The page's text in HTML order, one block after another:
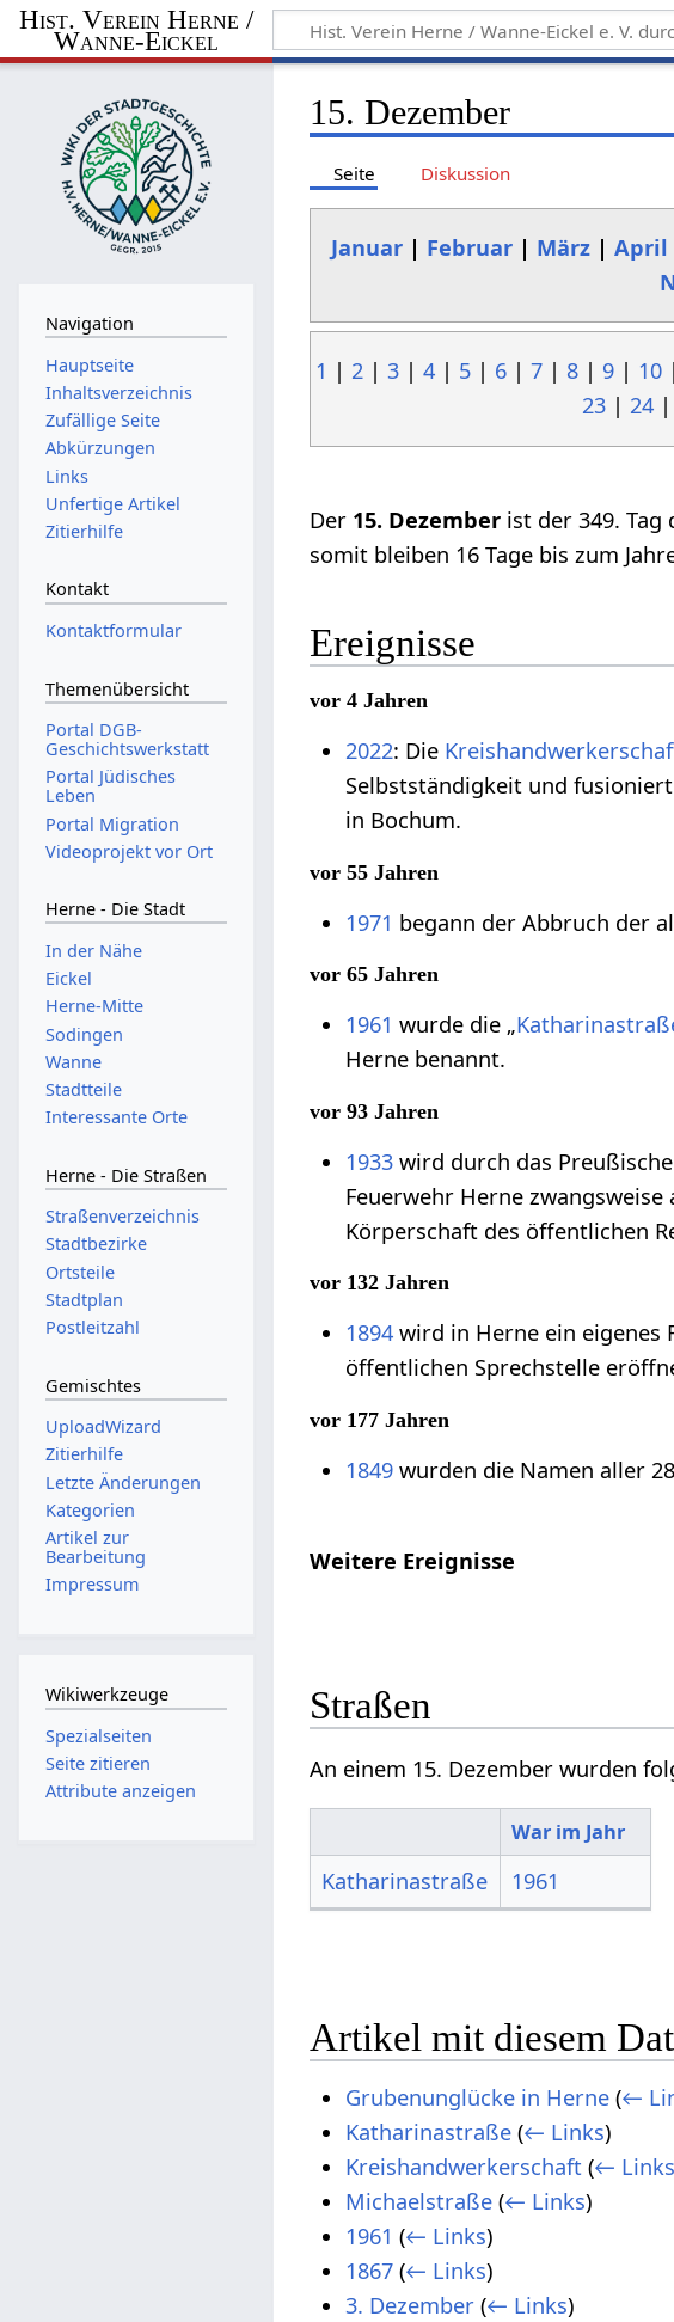
Hist. Verein Herne /
Wanne-Eickel
15. Dezember
Seite Diskussion
Januar| Februar| März| April
1 |2 |3 |4 | 5 | 6 |7 | 8 | 9 | 10 |
23| 24|
Der 15. Dezember ist der 349. Tag
somit bleiben 16 Tage bis zum
Ereignisse
vor 4 Jahren
2022: Die
Selbstständigkeit und
in Bochum.
vor 55 Jahren
1971 begann der Abbruch der
vor 65 Jahren
1961 wurde die „
Herne benannt.
vor 93 Jahren
1933wird durch das
Feuerwehr Herne
Körperschaft des öffentlichen
vor 132 Jahren
1894wird in Herne ein eigenes
öffentlichen Sprechstelle
vor 177 Jahren
1849wurden die Namen aller
Weitere Ereignisse
Straßen
An einem 15. Dezember wurden
War im Jahr
Katharinastraße 1961
Artikel mit diesem
Grubenunglücke in Herne (←
Katharinastraße (← Links)
Kreishandwerkerschaft (← Links
Michaelstraße (← Links)
1961 (← Links)
1867 (← Links)
3. Dezember (← Links)
Navigation
Hauptseite
Inhaltsverzeichnis
Zufällige Seite
Abkürzungen
Links
Unfertige Artikel
Zitierhilfe
Kontakt
Kontaktformular
Themenübersicht
Portal DGB-
Geschichtswerkstatt
Portal Jüdisches
Leben
Portal Migration
Videoprojekt vor Ort
Herne - Die Stadt
In der Nähe
Eickel
Herne-Mitte
Sodingen
Wanne
Stadtteile
Interessante Orte
Herne - Die Straßen
Straßenverzeichnis
Stadtbezirke
Ortsteile
Stadtplan
Postleitzahl
Gemischtes
UploadWizard
Zitierhilfe
Letzte Änderungen
Kategorien
Artikel zur
Bearbeitung
Impressum
Wikiwerkzeuge
Spezialseiten
Seite zitieren
Attribute anzeigen